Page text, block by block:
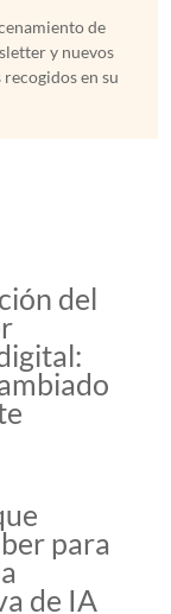
de
y nuevos
en su
del
para
de IA